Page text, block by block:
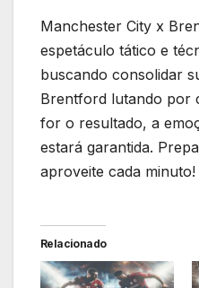
Manchester City x
espetáculo tático e
buscando consolidar
Brentford lutando por
for o resultado, a
estará garantida.
aproveite cada minuto!
Relacionado